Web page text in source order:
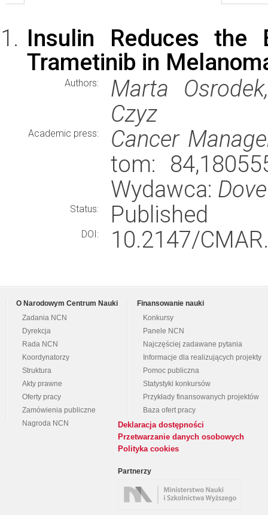
Insulin Reduces the
Trametinib in
Authors:
Marta
Czyz
Academic press:
Cancer
tom:
Wydawca:
Status: Published
DOI: 10.2147/
O Narodowym Centrum Nauki
Zadania NCN
Dyrekcja
Rada NCN
Koordynatorzy
Struktura
Akty prawne
Oferty pracy
Zamówienia publiczne
Nagroda NCN
Finansowanie nauki
Konkursy
Panele NCN
Najczęściej zadawane pytania
Informacje dla realizujących projekty
Pomoc publiczna
Statystyki konkursów
Przykłady finansowanych projektów
Baza ofert pracy
Deklaracja dostępności
Przetwarzanie danych osobowych
Polityka cookies
Partnerzy